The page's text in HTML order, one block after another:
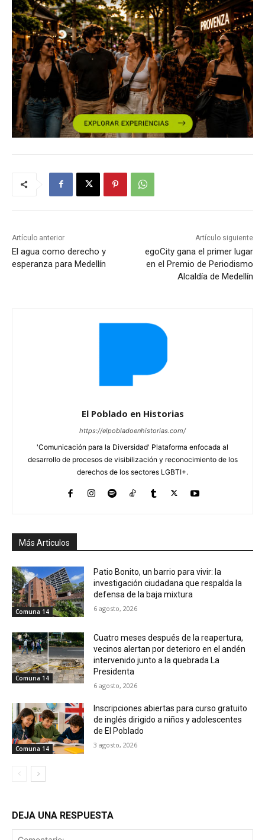
Artículo anterior
El agua como derecho y
esperanza para Medellín
Artículo siguiente
egoCity gana el primer lugar
en el Premio de Periodismo
Alcaldía de Medellín
El Poblado en Historias
https://elpobladoenhistorias.com/
'Comunicación para la Diversidad' Plataforma enfocada al
desarrollo de procesos de visibilización y reconocimiento de los
derechos de los sectores LGBTI+.
Más Articulos
Comuna 14
Patio Bonito, un barrio para vivir: la
investigación ciudadana que respalda la
defensa de la baja mixtura
6 agosto, 2026
Comuna 14
Cuatro meses después de la reapertura,
vecinos alertan por deterioro en el andén
intervenido junto a la quebrada La
Presidenta
6 agosto, 2026
Comuna 14
Inscripciones abiertas para curso gratuito
de inglés dirigido a niños y adolescentes
de El Poblado
3 agosto, 2026
DEJA UNA RESPUESTA